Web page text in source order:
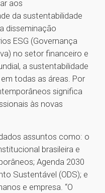
aos
da sustentabilidade
disseminação
ESG (Governança
no setor financeiro e
a sustentabilidade
todas as áreas. Por
significa
às novas
assuntos como: o
brasileira e
Agenda 2030
Sustentável (ODS); e
e empresa. “O